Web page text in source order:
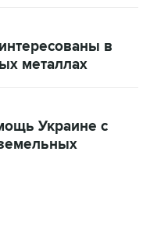
в
металлах
Украине с